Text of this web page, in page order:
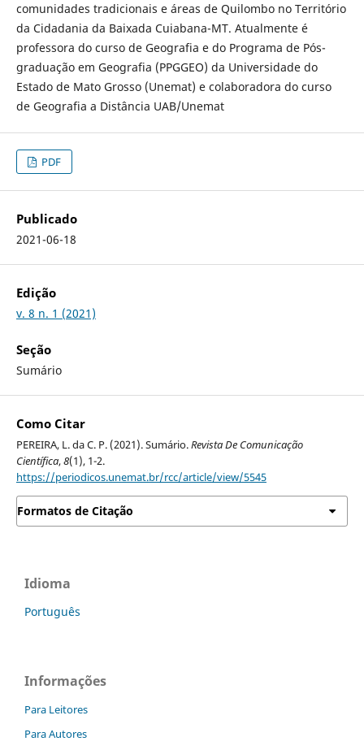
comunidades tradicionais e áreas de Quilombo no Território
da Cidadania da Baixada Cuiabana-MT. Atualmente é
professora do curso de Geografia e do Programa de Pós-
graduação em Geografia (PPGGEO) da Universidade do
Estado de Mato Grosso (Unemat) e colaboradora do curso
de Geografia a Distância UAB/Unemat
PDF
Publicado
2021-06-18
Edição
v. 8 n. 1 (2021)
Seção
Sumário
Como Citar
PEREIRA, L. da C. P. (2021). Sumário.Revista De Comunicação
Científica,8(1), 1-2.
https://periodicos.unemat.br/rcc/article/view/5545
Formatos de Citação
Idioma
Português
Informações
Para Leitores
Para Autores